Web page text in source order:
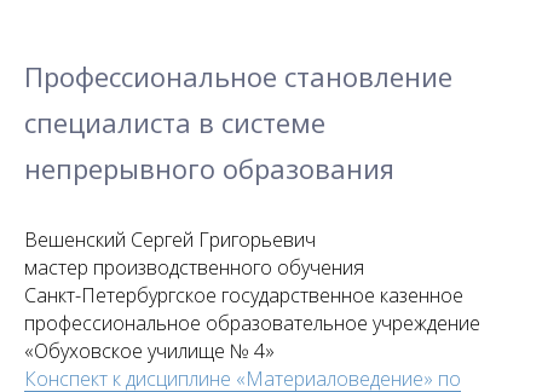
Профессиональное становление
специалиста в системе
непрерывного образования
Вешенский Сергей Григорьевич
мастер производственного обучения
Санкт-Петербургское государственное казенное
профессиональное образовательное учреждение
«Обуховское училище № 4»
Конспект к дисциплине «Материаловедение» по